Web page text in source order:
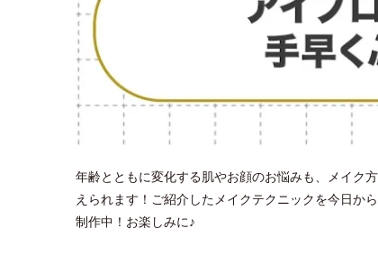
年齢とともに変化する肌やお顔のお悩みも、メイク
えられます！ご紹介したメイクテクニックを今日か
制作中！お楽しみに♪